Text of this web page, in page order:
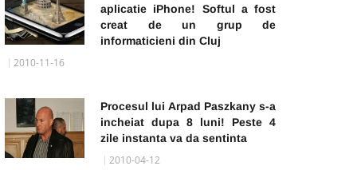
aplicatie iPhone! Softul a fost
creat de un grup de
informaticieni din Cluj
2010-11-16
Procesul lui Arpad Paszkany s-a
incheiat dupa 8 luni! Peste 4
zile instanta va da sentinta
2010-04-12